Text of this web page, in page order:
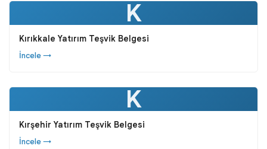
K
Kırıkkale Yatırım Teşvik Belgesi
İncele →
K
Kırşehir Yatırım Teşvik Belgesi
İncele →